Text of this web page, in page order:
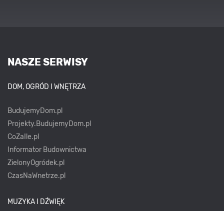
NASZE SERWISY
DOM, OGRÓD I WNĘTRZA
BudujemyDom.pl
Projekty.BudujemyDom.pl
CoZaIle.pl
Informator Budownictwa
ZielonyOgródek.pl
CzasNaWnetrze.pl
MUZYKA I DŹWIĘK